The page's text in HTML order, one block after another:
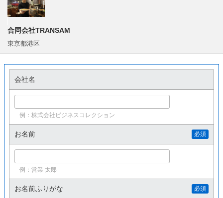
合同会社TRANSAM
東京都港区
会社名
例：株式会社ビジネスコレクション
お名前 必須
例：営業 太郎
お名前ふりがな 必須